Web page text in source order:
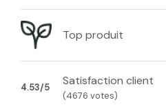
Top produit
4.53/5 Satisfaction client
(4676 votes)